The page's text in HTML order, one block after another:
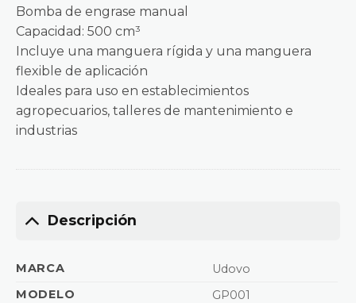
Bomba de engrase manual
Capacidad: 500 cm³
Incluye una manguera rígida y una manguera
flexible de aplicación
Ideales para uso en establecimientos
agropecuarios, talleres de mantenimiento e
industrias
Descripción
MARCA
Udovo
MODELO
GP001